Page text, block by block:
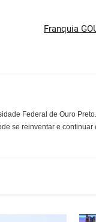
Franquia
Federal de Ouro
se reinventar e